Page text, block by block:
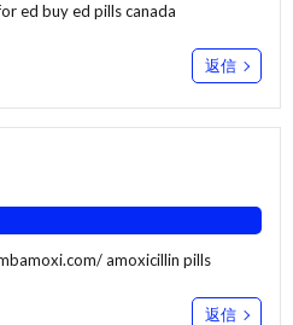
ed buy ed pills canada
返信
amoxicillin pills
返信